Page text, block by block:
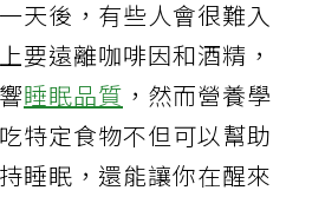
天後，有些人會很難入
要遠離咖啡因和酒精，
睡眠品質 ，然而營養學
特定食物不但可以幫助
睡眠，還能讓你在醒來